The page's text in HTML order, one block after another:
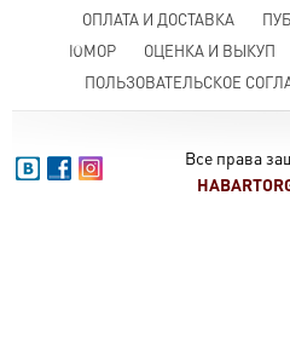
ОПЛАТА И ДОСТАВКА
ЮМОР
ОЦЕНКА И ВЫКУП
ПОЛЬЗОВАТЕЛЬСКОЕ
Все права